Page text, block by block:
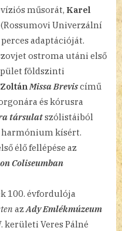
műsorát, Karel
(Rossumovi Univerzální
adaptációját.
ostroma utáni első
földszinti
Missa Breviscímű
és kórusra
társulatszólistáiból
harmónium kísért.
élő fellépése az
Coliseumban
100. évfordulója
azAdy Emlékmúzeum
kerületi Veres Pálné